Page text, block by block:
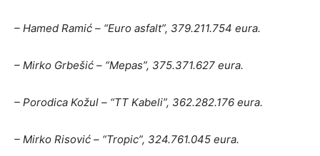
– Hamed Ramić – “Euro asfalt”, 379.211.754 eura.
– Mirko Grbešić – “Mepas”, 375.371.627 eura.
– Porodica Kožul – “TT Kabeli”, 362.282.176 eura.
– Mirko Risović – “Tropic”, 324.761.045 eura.